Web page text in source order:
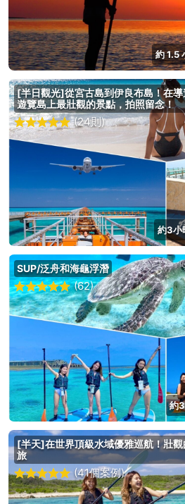
約 1.5
[半日觀光]從宮古島到伊良布島！在導
遊覽島上最壯觀的景點，拍照留念！
(24則)
約3小
SUP/泛舟和海龜浮潛
(62)
約
[半天]在世界頂級水域優雅巡航！壯
旅
(41個案例)